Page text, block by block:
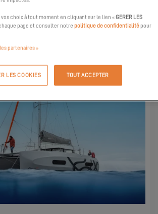
choix à tout moment en cliquant sur le lien «GERER LES
chaque page et consulter notrepolitique de confidentialitépour
partenaires »
LES COOKIES TOUT ACCEPTER